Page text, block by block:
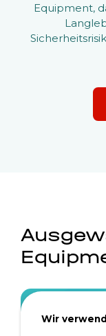
Wir
Equipment,